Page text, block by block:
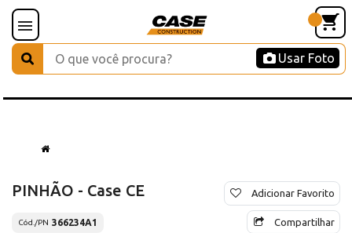
Usar Foto
PINHÃO - Case CE
Cód./PN 366234A1
Adicionar Favorito
Compartilhar